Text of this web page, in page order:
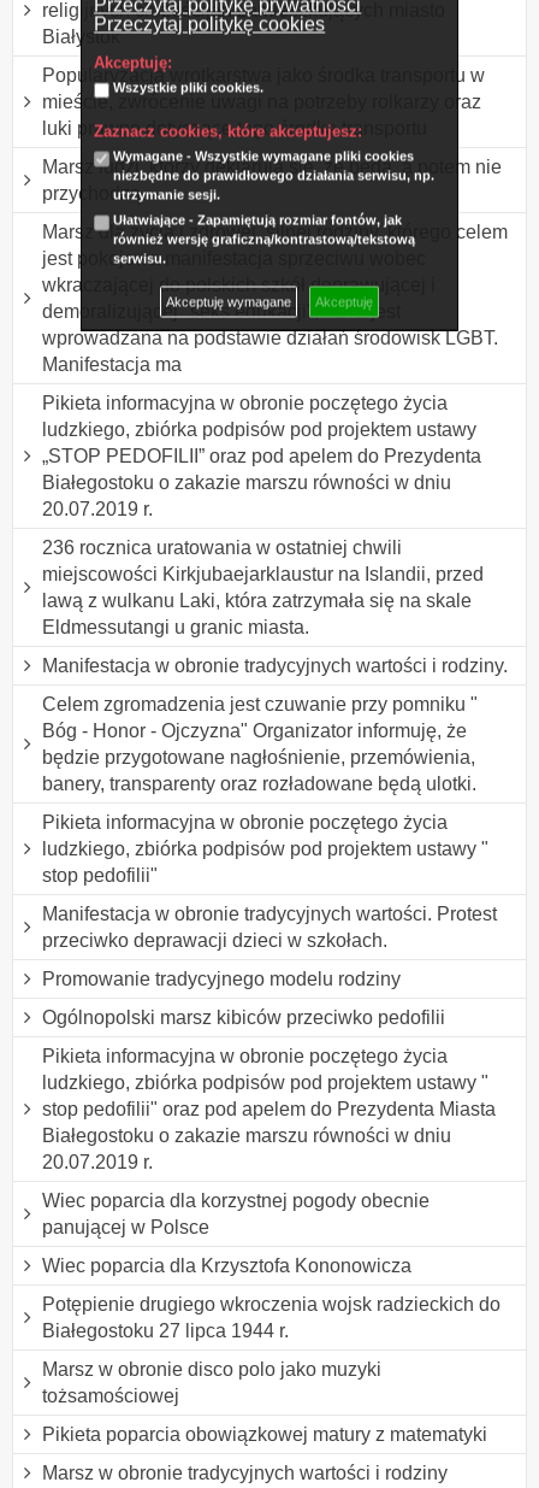
Przeczytaj politykę prywatności
Przeczytaj politykę cookies
Akceptuję:
Wszystkie pliki cookies.
Zaznacz cookies, które akceptujesz:
Wymagane - Wszystkie wymagane pliki cookies
niezbędne do prawidłowego działania serwisu, np.
utrzymanie sesji.
Ułatwiające - Zapamiętują rozmiar fontów, jak
również wersję graficzną/kontrastową/tekstową
serwisu.
Akceptuję wymagane Akceptuję
religijnych chrześcijan zamieszkujących miasto
Białystok
Popularyzacja wrotkarstwa jako środka transportu w
mieście, zwrócenie uwagi na potrzeby rolkarzy oraz
luki prawne dotyczące tego środka transportu
Marsz ludzi, którzy deklarują się, że będą, a potem nie
przychodzą.
Marsz dla życia i zdrowej, silnej rodziny, którego celem
jest pokojowa manifestacja sprzeciwu wobec
wkraczającej do polskich szkół deprawującej i
demoralizującej "seks edukacji", która jest
wprowadzana na podstawie działań środowisk LGBT.
Manifestacja ma
Pikieta informacyjna w obronie poczętego życia
ludzkiego, zbiórka podpisów pod projektem ustawy
„STOP PEDOFILII” oraz pod apelem do Prezydenta
Białegostoku o zakazie marszu równości w dniu
20.07.2019 r.
236 rocznica uratowania w ostatniej chwili
miejscowości Kirkjubaejarklaustur na Islandii, przed
lawą z wulkanu Laki, która zatrzymała się na skale
Eldmessutangi u granic miasta.
Manifestacja w obronie tradycyjnych wartości i rodziny.
Celem zgromadzenia jest czuwanie przy pomniku "
Bóg - Honor - Ojczyzna" Organizator informuję, że
będzie przygotowane nagłośnienie, przemówienia,
banery, transparenty oraz rozładowane będą ulotki.
Pikieta informacyjna w obronie poczętego życia
ludzkiego, zbiórka podpisów pod projektem ustawy "
stop pedofilii"
Manifestacja w obronie tradycyjnych wartości. Protest
przeciwko deprawacji dzieci w szkołach.
Promowanie tradycyjnego modelu rodziny
Ogólnopolski marsz kibiców przeciwko pedofilii
Pikieta informacyjna w obronie poczętego życia
ludzkiego, zbiórka podpisów pod projektem ustawy "
stop pedofilii" oraz pod apelem do Prezydenta Miasta
Białegostoku o zakazie marszu równości w dniu
20.07.2019 r.
Wiec poparcia dla korzystnej pogody obecnie
panującej w Polsce
Wiec poparcia dla Krzysztofa Kononowicza
Potępienie drugiego wkroczenia wojsk radzieckich do
Białegostoku 27 lipca 1944 r.
Marsz w obronie disco polo jako muzyki
tożsamościowej
Pikieta poparcia obowiązkowej matury z matematyki
Marsz w obronie tradycyjnych wartości i rodziny